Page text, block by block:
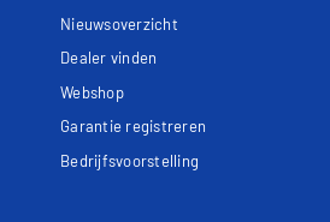
Nieuwsoverzicht
Dealer vinden
Webshop
Garantie registreren
Bedrijfsvoorstelling